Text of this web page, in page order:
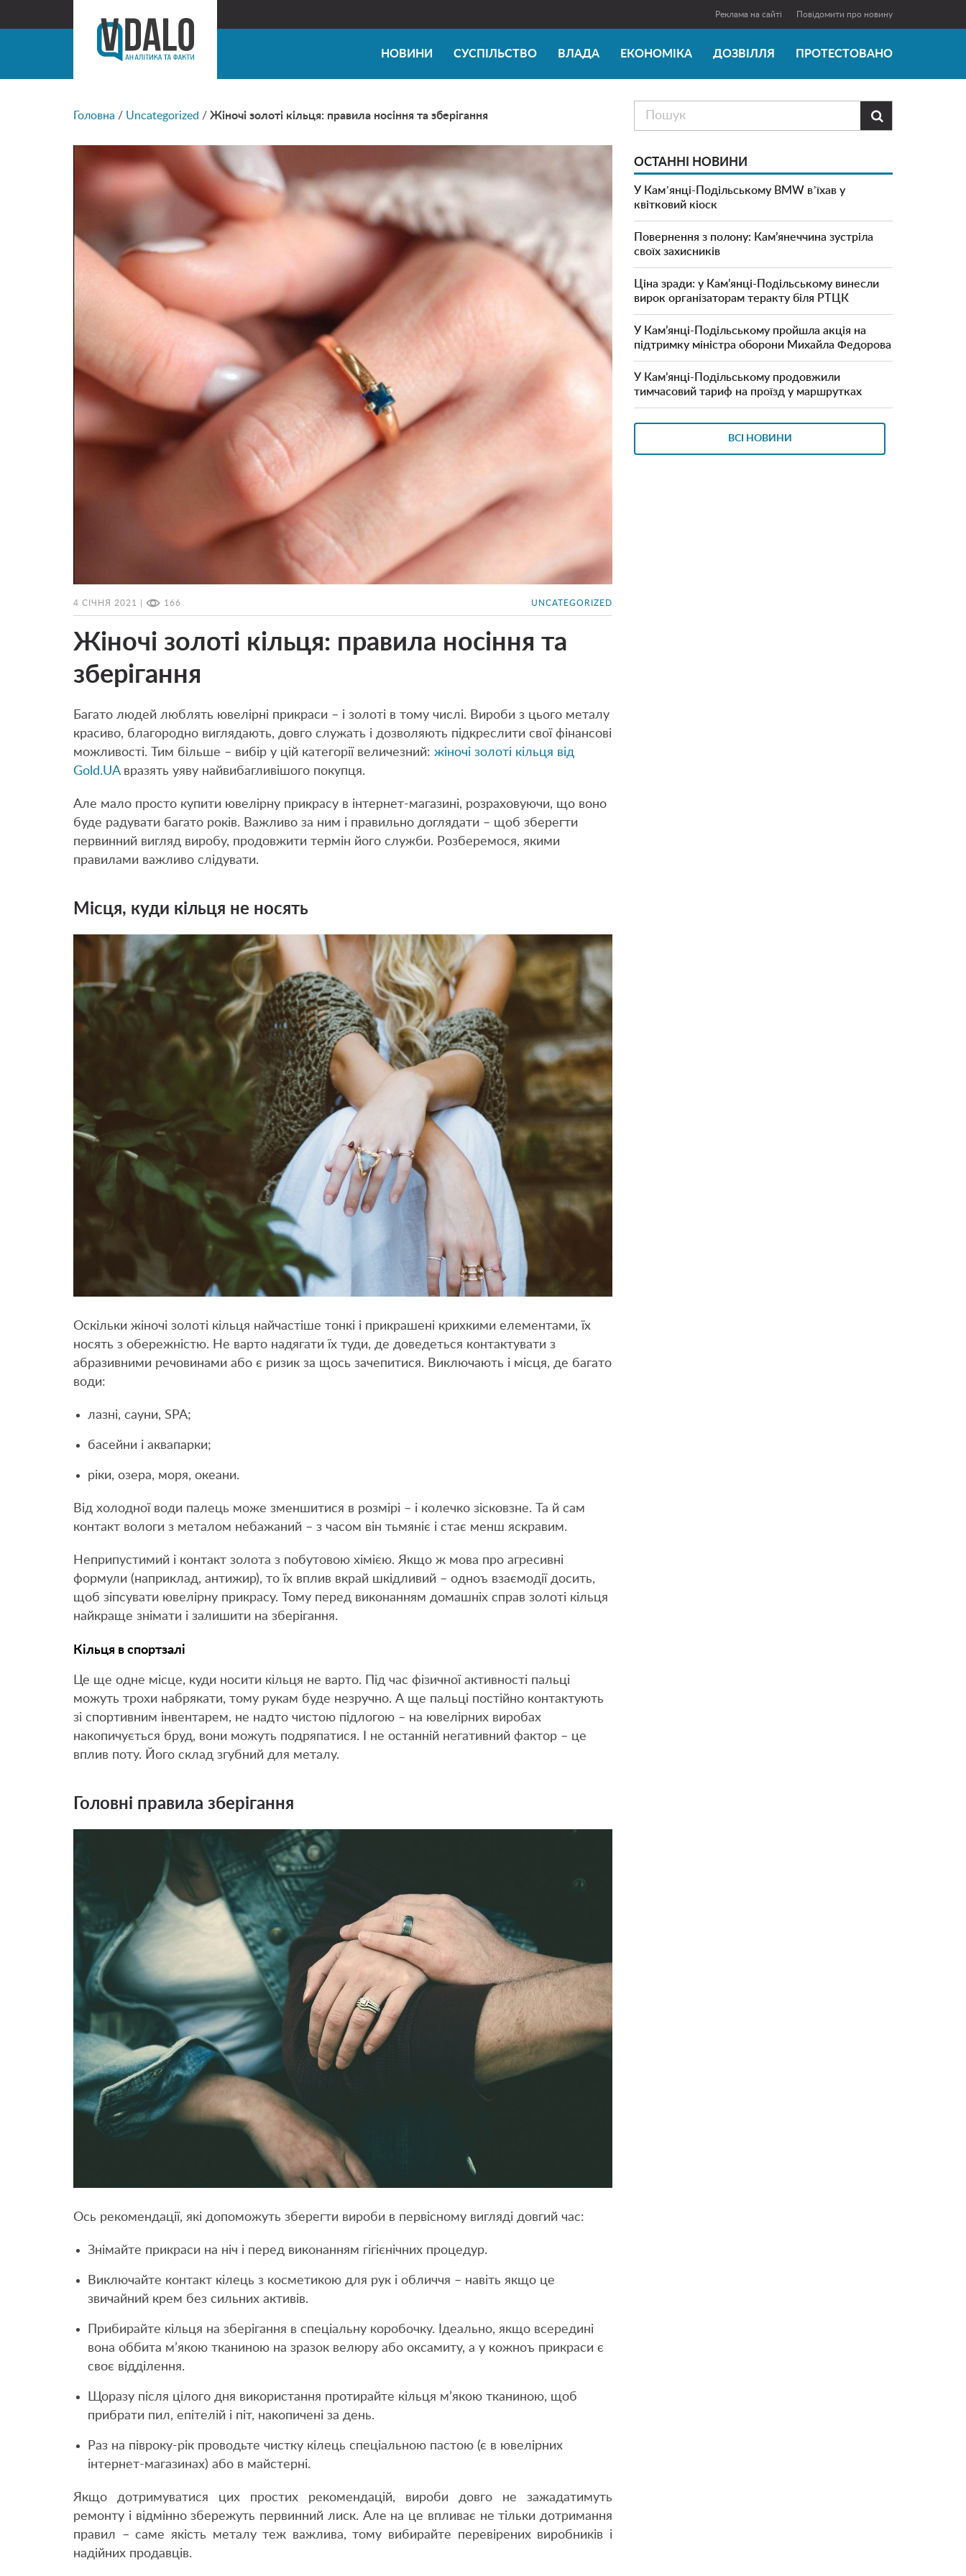
Реклама на сайті Повідомити про новину
НОВИНИ СУСПІЛЬСТВО ВЛАДА ЕКОНОМІКА ДОЗВІЛЛЯ ПРОТЕСТОВАНО
Головна / Uncategorized / Жіночі золоті кільця: правила носіння та зберігання
4 СІЧНЯ 2021 | 166 UNCATEGORIZED
Жіночі золоті кільця: правила носіння та
зберігання
Багато людей люблять ювелірні прикраси – і золоті в тому числі. Вироби з цього металу
красиво, благородно виглядають, довго служать і дозволяють підкреслити свої фінансові
можливості. Тим більше – вибір у цій категорії величезний: жіночі золоті кільця від
Gold.UAвразять уяву найвибагливішого покупця.
Але мало просто купити ювелірну прикрасу в інтернет-магазині, розраховуючи, що воно
буде радувати багато років. Важливо за ним і правильно доглядати – щоб зберегти
первинний вигляд виробу, продовжити термін його служби. Розберемося, якими
правилами важливо слідувати.
Місця, куди кільця не носять
Оскільки жіночі золоті кільця найчастіше тонкі і прикрашені крихкими елементами, їх
носять з обережністю. Не варто надягати їх туди, де доведеться контактувати з
абразивними речовинами або є ризик за щось зачепитися. Виключають і місця, де багато
води:
лазні, сауни, SPA;
басейни і аквапарки;
ріки, озера, моря, океани.
Від холодної води палець може зменшитися в розмірі – і колечко зісковзне. Та й сам
контакт вологи з металом небажаний – з часом він тьмяніє і стає менш яскравим.
Неприпустимий і контакт золота з побутовою хімією. Якщо ж мова про агресивні
формули (наприклад, антижир), то їх вплив вкрай шкідливий – одноъ взаємодії досить,
щоб зіпсувати ювелірну прикрасу. Тому перед виконанням домашніх справ золоті кільця
найкраще знімати і залишити на зберігання.
Кільця в спортзалі
Це ще одне місце, куди носити кільця не варто. Під час фізичної активності пальці
можуть трохи набрякати, тому рукам буде незручно. А ще пальці постійно контактують
зі спортивним інвентарем, не надто чистою підлогою – на ювелірних виробах
накопичується бруд, вони можуть подряпатися. І не останній негативний фактор – це
вплив поту. Його склад згубний для металу.
Головні правила зберігання
Ось рекомендації, які допоможуть зберегти вироби в первісному вигляді довгий час:
Знімайте прикраси на ніч і перед виконанням гігієнічних процедур.
Виключайте контакт кілець з косметикою для рук і обличчя – навіть якщо це
звичайний крем без сильних активів.
Прибирайте кільця на зберігання в спеціальну коробочку. Ідеально, якщо всередині
вона оббита м’якою тканиною на зразок велюру або оксамиту, а у кожноъ прикраси є
своє відділення.
Щоразу після цілого дня використання протирайте кільця м’якою тканиною, щоб
прибрати пил, епітелій і піт, накопичені за день.
Раз на півроку-рік проводьте чистку кілець спеціальною пастою (є в ювелірних
інтернет-магазинах) або в майстерні.
Якщо дотримуватися цих простих рекомендацій, вироби довго не зажадатимуть
ремонту і відмінно збережуть первинний лиск. Але на це впливає не тільки дотримання
правил – саме якість металу теж важлива, тому вибирайте перевірених виробників і
надійних продавців.

ОСТАННІ НОВИНИ
У Камʼянці-Подільському BMW вʼїхав у
квітковий кіоск
Повернення з полону: Кам’янеччина зустріла
своїх захисників
Ціна зради: у Кам’янці-Подільському винесли
вирок організаторам теракту біля РТЦК
У Кам’янці-Подільському пройшла акція на
підтримку міністра оборони Михайла Федорова
У Кам’янці-Подільському продовжили
тимчасовий тариф на проїзд у маршрутках
ВСІ НОВИНИ